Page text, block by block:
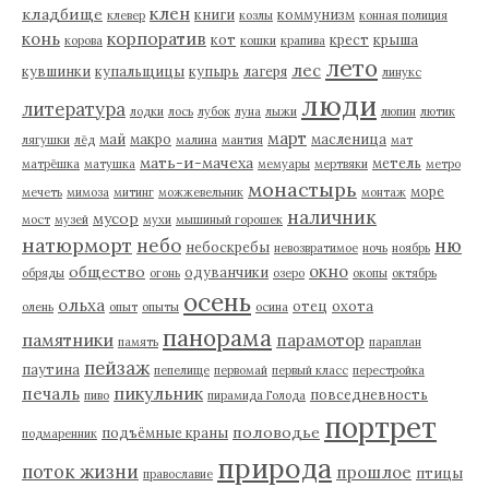
кладбище клевер клен книги козлы коммунизм конная полиция
конь корова корпоратив кот кошки крапива крест крыша
кувшинки купальщицы купырь лагеря лес лето линукс
литература лодки лось лубок луна лыжи люди люпин лютик
лягушки лёд май макро малина мантия март масленица мат
матрёшка матушка мать-и-мачеха мемуары мертвяки метель метро
мечеть мимоза митинг можжевельник монастырь монтаж море
мост музей мусор мухи мышиный горошек наличник
натюрморт небо небоскребы невозвратимое ночь ноябрь ню
обряды общество огонь одуванчики озеро окно окопы октябрь
олень ольха опыт опыты осень осина отец охота
памятники память панорама парамотор параплан
паутина пейзаж пепелище первомай первый класс перестройка
печаль пиво пикульник пирамида Голода повседневность
подмаренник подъёмные краны половодье портрет
поток жизни православие природа прошлое птицы